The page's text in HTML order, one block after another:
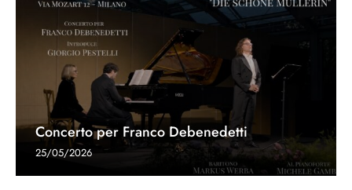
Concerto per Franco Debenedetti
25/05/2026